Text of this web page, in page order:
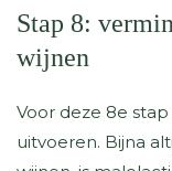
Stap 8:
wijnen
Voor deze 8e
uitvoeren. Bijna